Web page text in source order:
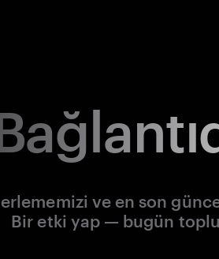
ve en son
Bir etki yap — bugün